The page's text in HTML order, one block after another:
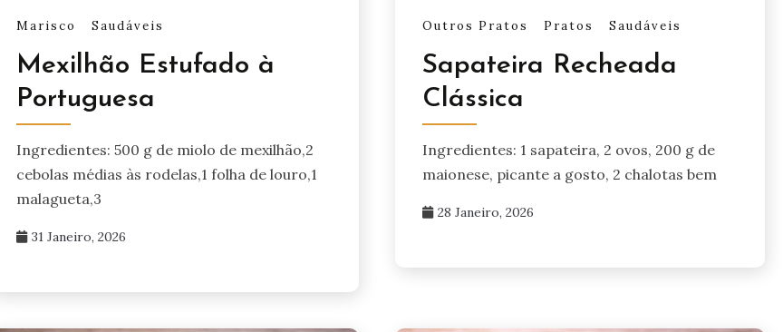
Marisco Saudáveis
Mexilhão Estufado à
Portuguesa
Ingredientes: 500 g de miolo de mexilhão,2
cebolas médias às rodelas,1 folha de louro,1
malagueta,3
31 Janeiro, 2026
Outros Pratos Pratos Saudáveis
Sapateira Recheada
Clássica
Ingredientes: 1 sapateira, 2 ovos, 200 g de
maionese, picante a gosto, 2 chalotas bem
28 Janeiro, 2026